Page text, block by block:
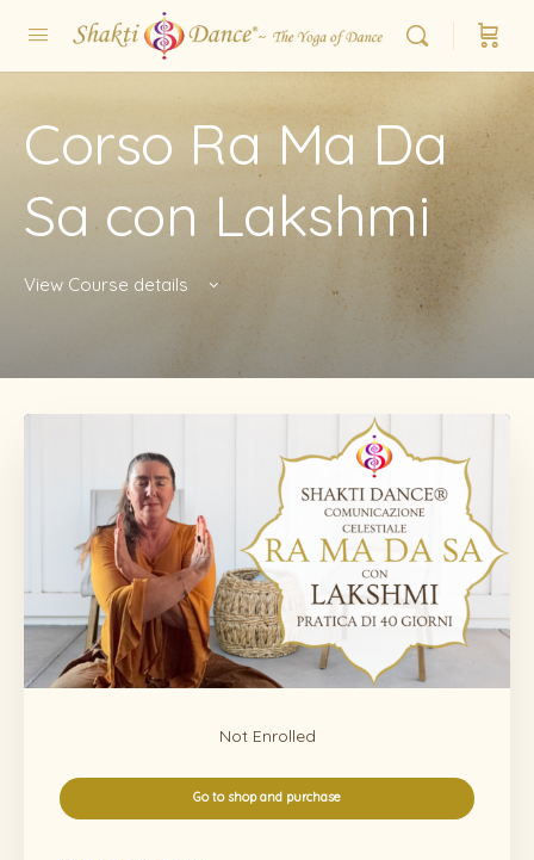
Corso Ra Ma Da
Sa con Lakshmi
View Course details
Not Enrolled
Go to shop and purchase